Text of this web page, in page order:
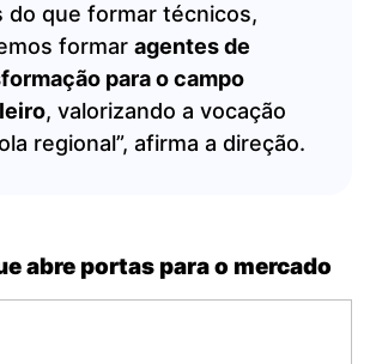
do que formar técnicos,
formar agentes de
para o campo
, valorizando a vocação
regional”, afirma a direção.
abre portas para o mercado